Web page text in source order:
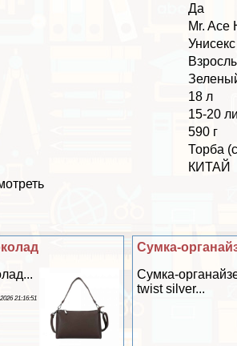
Да
Mr. Ace
Униceкc
18 л
15-20
590 г
Торба
КИТАЙ
Сумка-
Сумка-
twist silver...
21:16:51